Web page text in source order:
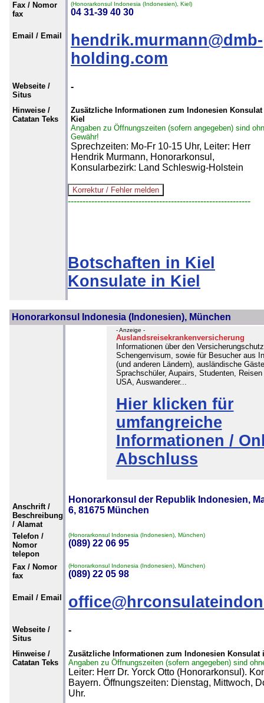
Fax / Nomor
fax
(Honorarkonsul Indonesia (Indonesien), Kiel)
04 31-39 40 30
Email / Email
hendrik.murmann@dmb-
holding.com
Webseite /
Situs
-
Hinweise /
Catatan Teks
Zusätzliche Informationen zum Indonesien
Kiel
Angaben zu Öffnungszeiten (sofern angegeben) sind
Gewähr!
Sprechzeiten: Mo-Fr 10-15 Uhr, Leiter: Herr
Hendrik Murmann, Honorarkonsul,
Konsularbezirk: Land Schleswig-Holstein
--------------------------------------------------------------
Botschaften in Kiel
Konsulate in Kiel
Honorarkonsul Indonesia (Indonesien), München
- Anzeige -
Auslandsreisekrankenversicherung
Informationen über den
Schengenvisum, sowie für Besucher aus
(und anderen Ländern), ausländische
Sprachschüler, Aupairs, Studenten, Reisen
USA, Auswanderer...
Hier klicken für
umfangreiche
Informationen /
Abschluss
Anschrift /
Beschreibung
/ Alamat
Honorarkonsul der Republik Indonesien,
6, 81675 München
Telefon /
Nomor
telepon
(Honorarkonsul Indonesia (Indonesien), München)
(089) 22 06 95
Fax / Nomor
fax
(Honorarkonsul Indonesia (Indonesien), München)
(089) 22 05 98
Email / Email
Webseite /
Situs
-
Hinweise /
Catatan Teks
Zusätzliche Informationen zum Indonesien Konsulat
Angaben zu Öffnungszeiten (sofern angegeben) sind
Leiter: Herr Dr. Yorck Otto (Honorarkonsul).
Bayern. Öffnungszeiten: Dienstag, Mittwoch,
Uhr.